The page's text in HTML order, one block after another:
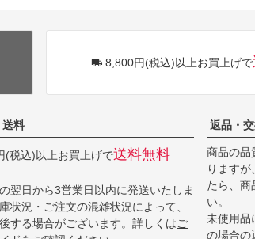
8,800円(税込)以上お買上げで
送料
(税込)以上お買上げで送料無料
翌日から3営業日以内に発送いたしま
状況・ご注文の混雑状況によって、
する場合がございます。詳しくはご
返品・
商品の品
ります
たら、商
い。
未使用品
の場合の